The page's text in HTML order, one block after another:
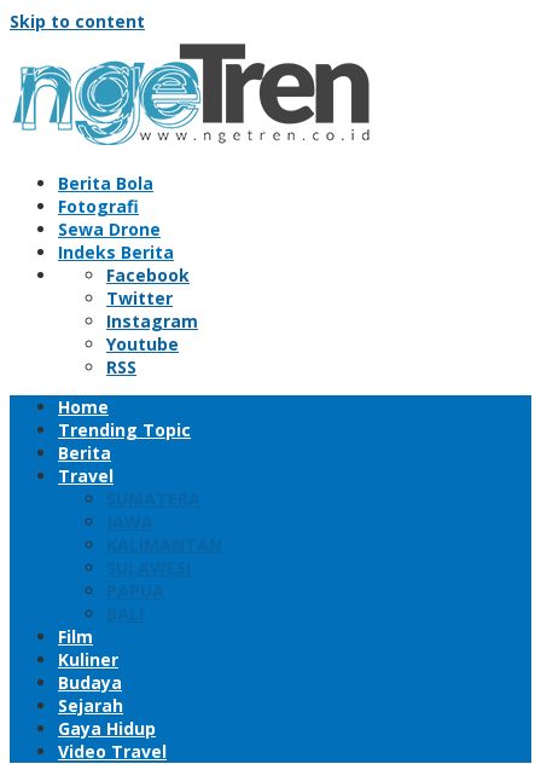
Skip to content
Berita Bola
Fotografi
Sewa Drone
Indeks Berita
Facebook
Twitter
Instagram
Youtube
RSS
Home
Trending Topic
Berita
Travel
SUMATERA
JAWA
KALIMANTAN
SULAWESI
PAPUA
BALI
Film
Kuliner
Budaya
Sejarah
Gaya Hidup
Video Travel